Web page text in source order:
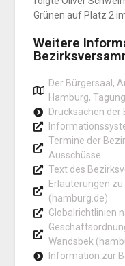
Grünen auf Platz 2
Weitere
Der Bürgersaal,
Hamburg,
Drucksachen
Termine der
Ausschüsse
Text des
Erläuterungen
(hamburg.de)
Globalrichtlinien
Wandsbek
Information zur